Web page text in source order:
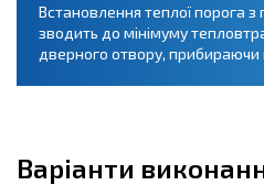
Встановлення теплої порога
зводить до мінімуму
дверного отвору, прибираючи
Варіанти